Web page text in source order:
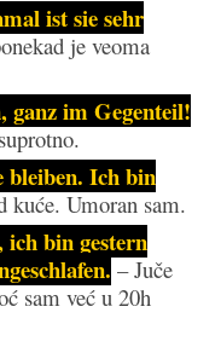
ist sie sehr
je veoma
ganz im Gegenteil!
bleiben. Ich bin
kuće. Umoran sam.
ich bin gestern
– Juče
sam već u 20h